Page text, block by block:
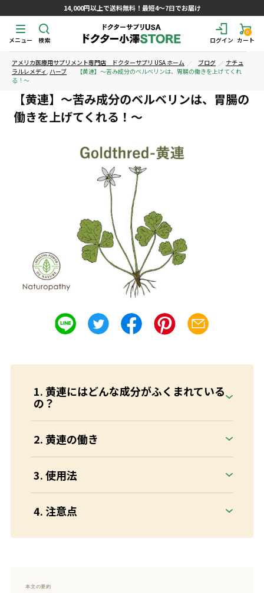
14,000円以上で送料無料！最短4～7日でお届け
ログイン
0
カート
検索
メニュー
アメリカ医療用サプリメント専門店 ドクターサプリ USA ホーム ブログ
ナチュ
ラルレメディ, ハーブ
【黄連】～苦み成分のベルベリンは、胃腸の働きを上げてくれ
る！～
【黄連】～苦み成分のベルベリンは、胃腸の
働きを上げてくれる！～
黄連にはどんな成分がふくまれている
の？
黄連の働き
使用法
注意点
本文の要約